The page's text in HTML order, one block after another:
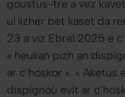
goustus-tre a vez
ul lizher bet kaset da
23 a viz Ebrel 2025 e
« heuliañ pizh an
ar c’hoskor ». « Aketus
dispignoù evit ar